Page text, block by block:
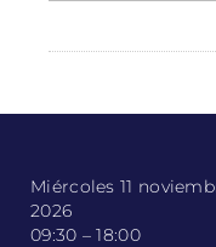
Miércoles 11
2026
09:30 – 18:00